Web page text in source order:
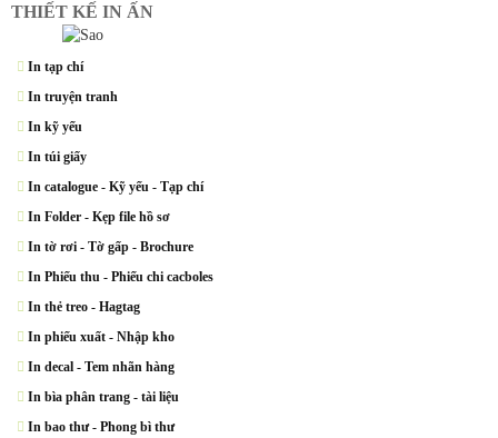
THIẾT KẾ IN ẤN
In tạp chí
In truyện tranh
In kỹ yếu
In túi giấy
In catalogue - Kỹ yếu - Tạp chí
In Folder - Kẹp file hồ sơ
In tờ rơi - Tờ gấp - Brochure
In Phiếu thu - Phiếu chi cacboles
In thẻ treo - Hagtag
In phiếu xuất - Nhập kho
In decal - Tem nhãn hàng
In bìa phân trang - tài liệu
In bao thư - Phong bì thư